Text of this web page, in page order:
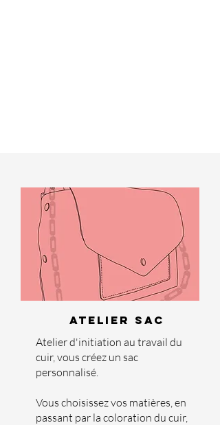
ATELIER SAC
Atelier d'initiation au travail du
cuir, vous créez un sac
personnalisé.
Vous choisissez vos matières, en
passant par la coloration du cuir,